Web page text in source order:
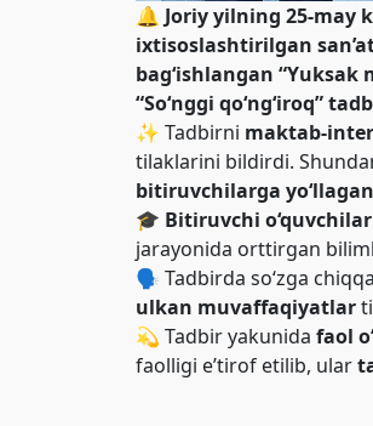
🔔 Joriy yilning 25-may
ixtisoslashtirilgan
bag‘ishlangan “Yuksak
“So‘nggi qo‘ng‘iroq”
✨ Tadbirni maktab-
tilaklarini bildirdi.
bitiruvchilarga
🎓 Bitiruvchi o‘quvchilar
jarayonida orttirgan
🗣️ Tadbirda so‘zga
ulkan muvaffaqiyatlar
💫 Tadbir yakunida faol
faolligi e’tirof etilib, ular